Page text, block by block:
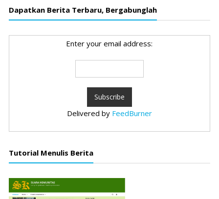
Dapatkan Berita Terbaru, Bergabunglah
Enter your email address:
Delivered by FeedBurner
Tutorial Menulis Berita